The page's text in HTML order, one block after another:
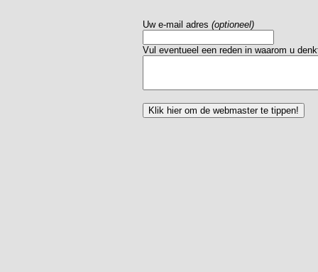
Uw e-mail adres (optioneel)
Vul eventueel een reden in waarom u